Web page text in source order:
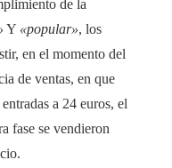
de la
Y «popular», los
en el momento del
de ventas, en que
a 24 euros, el
fase se vendieron